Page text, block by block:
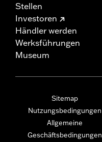
Stellen
Investoren
Händler werden
Werksführungen
Museum
Sitemap
Nutzungsbedingungen
Allgemeine
Geschäftsbedingungen